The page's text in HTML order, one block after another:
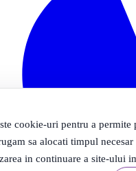
cookie-uri pentru a
sa alocati timpul
in continuare a site-ului